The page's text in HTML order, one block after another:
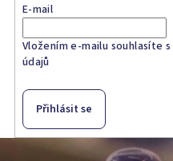
E-mail
Vložením e-mailu souhlasíte s
údajů
Přihlásit se
Z